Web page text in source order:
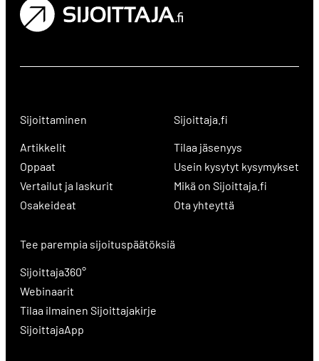
Sijoittaminen
Artikkelit
Oppaat
Vertailut ja laskurit
Osakeideat
Sijoittaja.fi
Tilaa jäsenyys
Usein kysytyt kysymykset
Mikä on Sijoittaja.fi
Ota yhteyttä
Tee parempia sijoituspäätöksiä
Sijoittaja360°
Webinaarit
Tilaa ilmainen Sijoittajakirje
SijoittajaApp